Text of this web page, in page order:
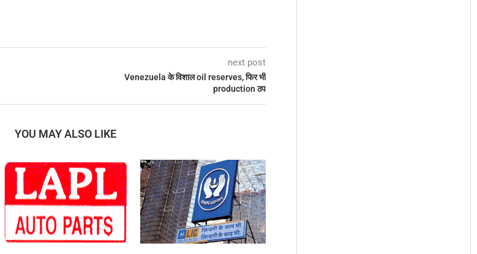
next post
Venezuela के विशाल oil reserves, फिर भी
production ठप
YOU MAY ALSO LIKE